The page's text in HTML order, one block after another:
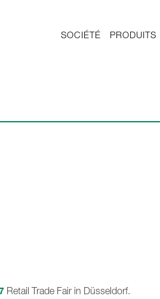
SOCIÉTÉ PRODUITS
Retail Trade Fair in Düsseldorf.